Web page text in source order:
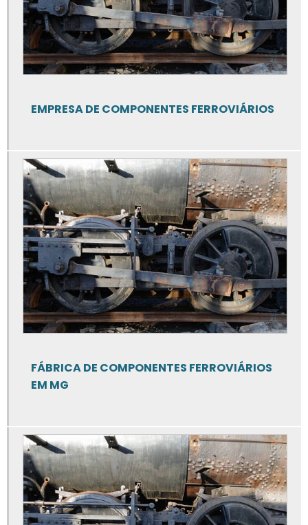
Serviço de caldeiraria
Serviço de caldeiraria leve
Serviço de corte plasma cnc
Manutenção de vagões em minas gerais
Serviço de manutenção de vagões
Serviço de manutenção de vagões em mg
Serviço de conserto de vagões
Empresa de manutenção de vagões
Empresa de manutenção de locomotivas
Reparo de locomotivas
Reparo de locomotivas em minas gerais
Manutenção de veículos ferroviários
Manutenção de veículos ferroviários em mg
Serviço de fabricação de caldeiraria
EMPRESA DE COMPONENTES FERROVIÁRIOS
FÁBRICA DE COMPONENTES FERROVIÁRIOS
EM MG